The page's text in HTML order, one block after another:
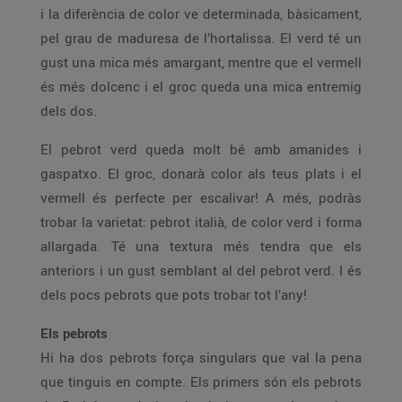
i la diferència de color ve determinada, bàsicament,
pel grau de maduresa de l’hortalissa. El verd té un
gust una mica més amargant, mentre que el vermell
és més dolcenc i el groc queda una mica entremig
dels dos.
El pebrot verd queda molt bé amb amanides i
gaspatxo. El groc, donarà color als teus plats i el
vermell és perfecte per escalivar! A més, podràs
trobar la varietat: pebrot italià, de color verd i forma
allargada. Té una textura més tendra que els
anteriors i un gust semblant al del pebrot verd. I és
dels pocs pebrots que pots trobar tot l’any!
Els pebrots
Hi ha dos pebrots força singulars que val la pena
que tinguis en compte. Els primers són els pebrots